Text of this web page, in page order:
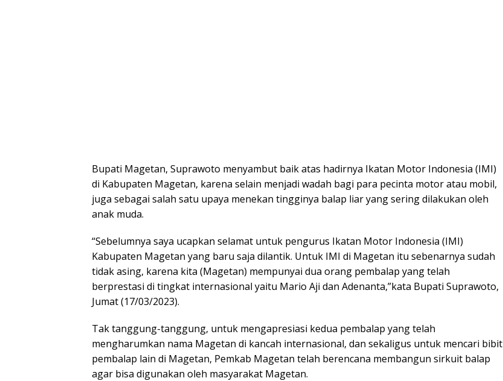
Bupati Magetan, Suprawoto menyambut baik atas hadirnya Ikatan Motor Indonesia (IMI)
di Kabupaten Magetan, karena selain menjadi wadah bagi para pecinta motor atau mobil,
juga sebagai salah satu upaya menekan tingginya balap liar yang sering dilakukan oleh
anak muda.
“Sebelumnya saya ucapkan selamat untuk pengurus Ikatan Motor Indonesia (IMI)
Kabupaten Magetan yang baru saja dilantik. Untuk IMI di Magetan itu sebenarnya sudah
tidak asing, karena kita (Magetan) mempunyai dua orang pembalap yang telah
berprestasi di tingkat internasional yaitu Mario Aji dan Adenanta,”kata Bupati Suprawoto,
Jumat (17/03/2023).
Tak tanggung-tanggung, untuk mengapresiasi kedua pembalap yang telah
mengharumkan nama Magetan di kancah internasional, dan sekaligus untuk mencari bibit
pembalap lain di Magetan, Pemkab Magetan telah berencana membangun sirkuit balap
agar bisa digunakan oleh masyarakat Magetan.